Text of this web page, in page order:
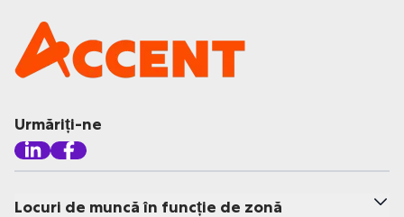
Urmăriți-ne
Locuri de muncă în funcție de zonă